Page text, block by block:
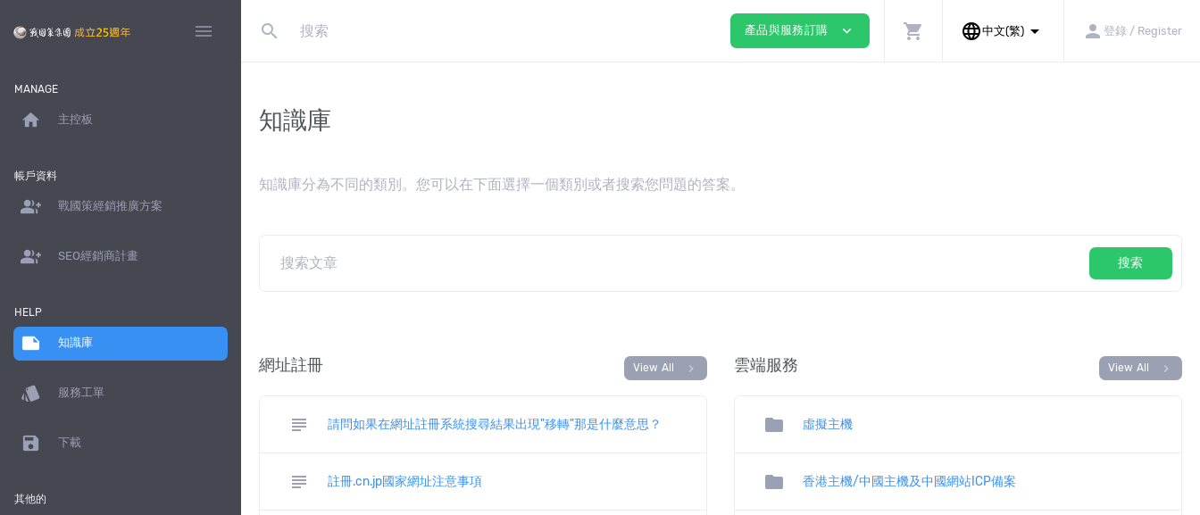
menu search 產品與服務訂購 expand_more shopping_cart language中文(繁) arrow_drop_down person 登錄 / Register
MANAGE
home 主控板
帳戶資料
group_add 戰國策經銷推廣方案
group_add SEO經銷商計畫
HELP
note 知識庫
style 服務工單
save 下載
其他的
知識庫
知識庫分為不同的類別。您可以在下面選擇一個類別或者搜索您問題的答案。
搜索
網址註冊 View All chevron_right
subject 請問如果在網址註冊系統搜尋結果出現"移轉"那是什麼意思？
subject 註冊.cn.jp國家網址注意事項
雲端服務 View All chevron_right
folder 虛擬主機
folder 香港主機/中國主機及中國網站ICP備案